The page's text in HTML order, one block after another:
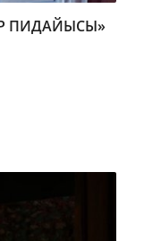
ПИДАЙЫСЫ»